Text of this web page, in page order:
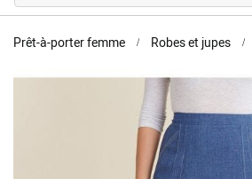
Accueil
Prêt-à-porter femme Robes et jupes
Skip